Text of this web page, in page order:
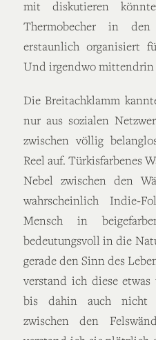
mit diskutieren
Thermobecher in
erstaunlich organisiert
Und irgendwo mittendrin
Die Breitachklamm
nur aus sozialen
zwischen völlig
Reel auf. Türkisfarbenes
Nebel zwischen den
wahrscheinlich Indie-
Mensch in
bedeutungsvoll in die
gerade den Sinn des
verstand ich diese
bis dahin auch nicht
zwischen den